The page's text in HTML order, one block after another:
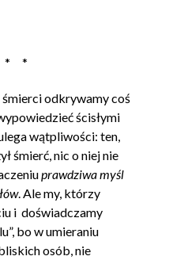
* *
odkrywamy coś
ścisłymi
wątpliwości: ten,
śmierć, nic o niej nie
prawdziwa myśl
. Ale my, którzy
i doświadczamy
bo w umieraniu
osób, nie